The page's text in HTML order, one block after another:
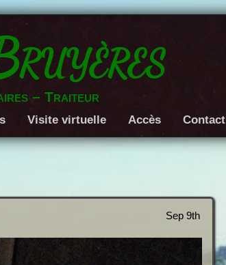
– Traiteur
Visite virtuelle Accès Contact
Sep 9th